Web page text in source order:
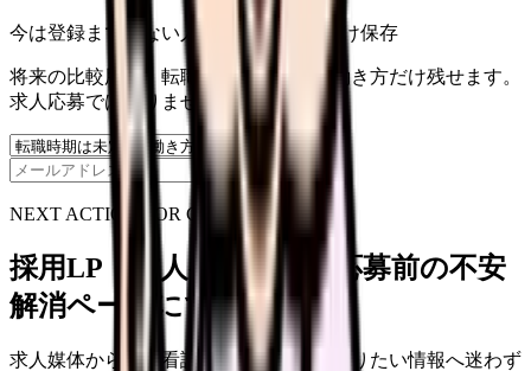
今は登録までしない人向け: 希望条件だけ保存
将来の比較用に、転職時期と気になる働き方だけ残せます。
求人応募ではありません。
保存
NEXT ACTION FOR CLINICS
採用LP・求人ページを、応募前の不安
解消ページにできます
求人媒体から来た看護師が、応募前に知りたい情報へ迷わず